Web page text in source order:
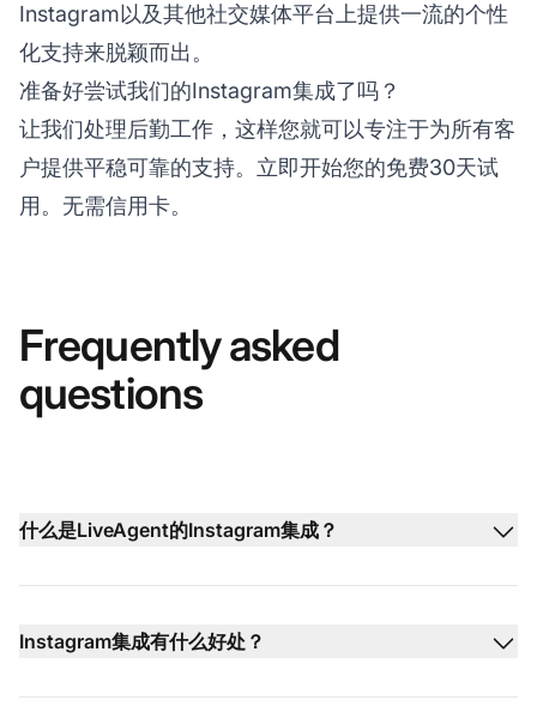
Instagram以及其他社交媒体平台上提供一流的个性
化支持来脱颖而出。
准备好尝试我们的Instagram集成了吗？
让我们处理后勤工作，这样您就可以专注于为所有客
户提供平稳可靠的支持。立即开始您的免费30天试
用。无需信用卡。
Frequently asked
questions
什么是LiveAgent的Instagram集成？
Instagram集成有什么好处？